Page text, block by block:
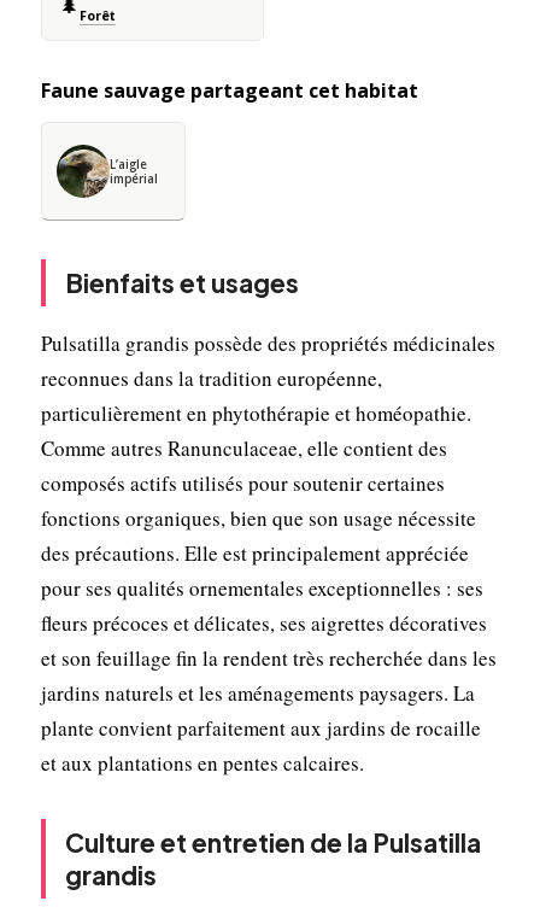
🌲 Forêt
Faune sauvage partageant cet habitat
L’aigle
impérial
Bienfaits et usages
Pulsatilla grandis possède des propriétés médicinales
reconnues dans la tradition européenne,
particulièrement en phytothérapie et homéopathie.
Comme autres Ranunculaceae, elle contient des
composés actifs utilisés pour soutenir certaines
fonctions organiques, bien que son usage nécessite
des précautions. Elle est principalement appréciée
pour ses qualités ornementales exceptionnelles : ses
fleurs précoces et délicates, ses aigrettes décoratives
et son feuillage fin la rendent très recherchée dans les
jardins naturels et les aménagements paysagers. La
plante convient parfaitement aux jardins de rocaille
et aux plantations en pentes calcaires.
Culture et entretien de la Pulsatilla
grandis